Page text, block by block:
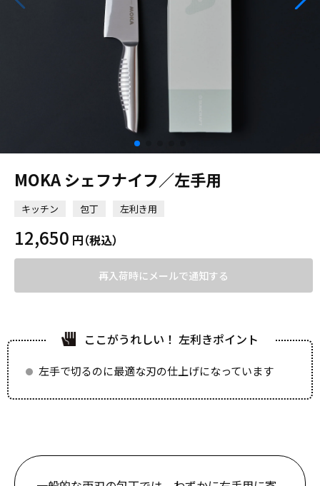
ここがうれしい！ 左利きポイント
左手で切るのに最適な刃の仕上げになっています
MOKA シェフナイフ／左手用
キッチン 包丁 左利き用
12,650 円（税込）
再入荷時にメールで通知する